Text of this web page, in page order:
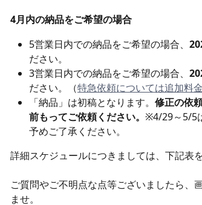
4月内の納品をご希望の場合
5営業日内での納品をご希望の場合、
ださい。
3営業日内での納品をご希望の場合、
ださい。（特急依頼については追加料
「納品」は初稿となります。 修正の依
前もってご依頼ください。 ※4/29～5/5
予めご了承ください。
詳細スケジュールにつきましては、下記表
ご質問やご不明点な点等ございましたら、
ませ。